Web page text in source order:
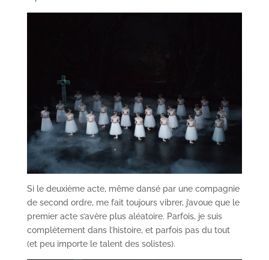
Si le deuxième acte, même dansé par une compagnie
de second ordre, me fait toujours vibrer, j’avoue que le
premier acte s’avère plus aléatoire. Parfois, je suis
complètement dans l’histoire, et parfois pas du tout
(et peu importe le talent des solistes).